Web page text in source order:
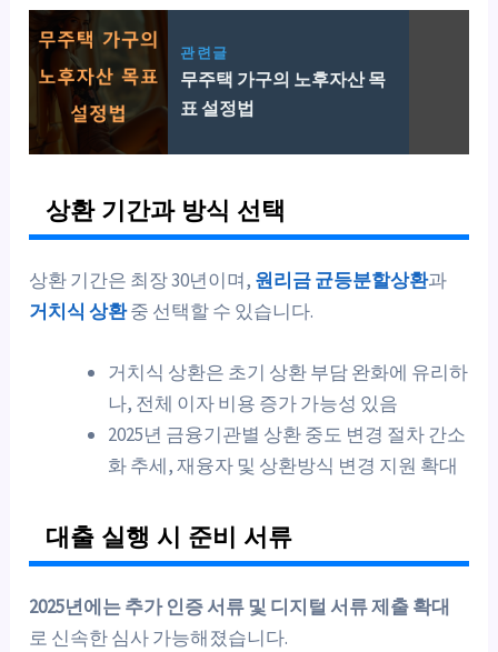
관련글
무주택 가구의 노후자산 목
표 설정법
상환 기간과 방식 선택
상환 기간은 최장 30년이며, 원리금 균등분할상환과
거치식 상환중 선택할 수 있습니다.
거치식 상환은 초기 상환 부담 완화에 유리하
나, 전체 이자 비용 증가 가능성 있음
2025년 금융기관별 상환 중도 변경 절차 간소
화 추세, 재융자 및 상환방식 변경 지원 확대
대출 실행 시 준비 서류
2025년에는 추가 인증 서류 및 디지털 서류 제출 확대
로 신속한 심사 가능해졌습니다.